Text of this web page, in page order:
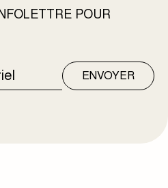
POUR
ENVOYER